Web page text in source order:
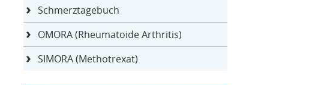
Schmerztagebuch
OMORA (Rheumatoide Arthritis)
SIMORA (Methotrexat)